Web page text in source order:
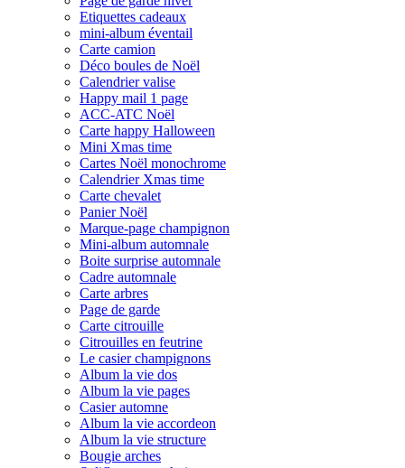
Etiquettes cadeaux
mini-album éventail
Carte camion
Déco boules de Noël
Calendrier valise
Happy mail 1 page
ACC-ATC Noël
Carte happy Halloween
Mini Xmas time
Cartes Noël monochrome
Calendrier Xmas time
Carte chevalet
Panier Noël
Marque-page champignon
Mini-album automnale
Boite surprise automnale
Cadre automnale
Carte arbres
Page de garde
Carte citrouille
Citrouilles en feutrine
Le casier champignons
Album la vie dos
Album la vie pages
Casier automne
Album la vie accordeon
Album la vie structure
Bougie arches